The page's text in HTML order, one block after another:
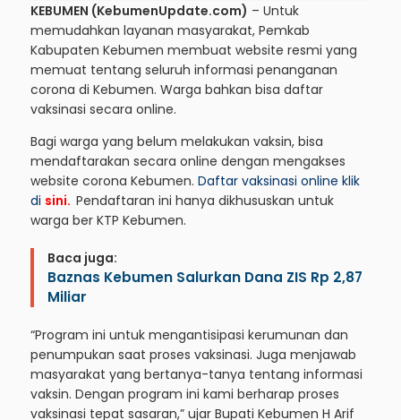
KEBUMEN (KebumenUpdate.com) – Untuk
memudahkan layanan masyarakat, Pemkab
Kabupaten Kebumen membuat website resmi yang
memuat tentang seluruh informasi penanganan
corona di Kebumen. Warga bahkan bisa daftar
vaksinasi secara online.
Bagi warga yang belum melakukan vaksin, bisa
mendaftarakan secara online dengan mengakses
website corona Kebumen. Daftar vaksinasi online klik
di sini. Pendaftaran ini hanya dikhususkan untuk
warga ber KTP Kebumen.
Baca juga:
Baznas Kebumen Salurkan Dana ZIS Rp 2,87
Miliar
“Program ini untuk mengantisipasi kerumunan dan
penumpukan saat proses vaksinasi. Juga menjawab
masyarakat yang bertanya-tanya tentang informasi
vaksin. Dengan program ini kami berharap proses
vaksinasi tepat sasaran,” ujar Bupati Kebumen H Arif